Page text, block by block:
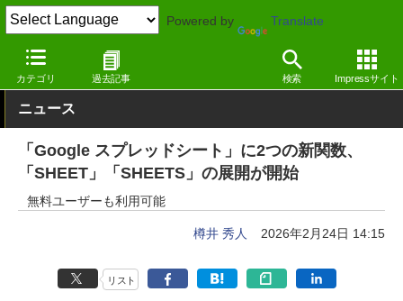
Powered by Translate
カテゴリ 過去記事 検索 Impressサイト
窓の杜 オフィス・ドキュメント Webサービス
ニュース
「Google スプレッドシート」に2つの新関数、
「SHEET」「SHEETS」の展開が開始
無料ユーザーも利用可能
樽井 秀人 2026年2月24日 14:15
リスト